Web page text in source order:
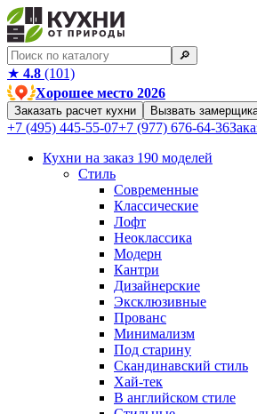
🔎︎
★ 4.8 (101)
Хорошее место 2026
Заказать расчет кухни Вызвать
+7 (495) 445-55-07+7 (977) 676-64-36
Кухни на заказ 190 моделей
Стиль
Современные
Классические
Лофт
Неоклассика
Модерн
Кантри
Дизайнерские
Эксклюзивные
Прованс
Минимализм
Под старину
Скандинавский стиль
Хай-тек
В английском стиле